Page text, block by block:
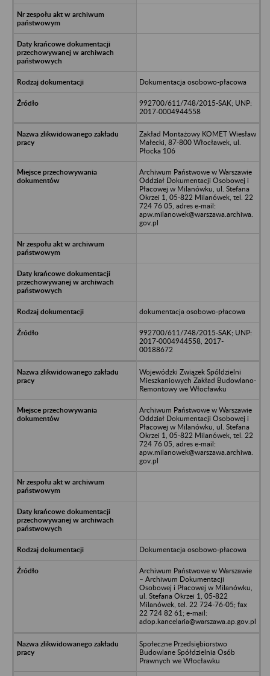
Dokumentacja osobowo-płacowa
992700/611/748/2015-SAK; UNP:
2017-0004944558
Zakład Montażowy KOMET Wiesław
Małecki, 87-800 Włocławek, ul.
Płocka 106
Archiwum Państwowe w Warszawie
Oddział Dokumentacji Osobowej i
Płacowej w Milanówku, ul. Stefana
Okrzei 1, 05-822 Milanówek, tel. 22
724 76 05, adres e-mail:
apw.milanowek@warszawa.archiwa.
gov.pl
dokumentacja osobowo-płacowa
992700/611/748/2015-SAK; UNP:
2017-0004944558, 2017-
00188672
Wojewódzki Związek Spóldzielni
Mieszkaniowych Zakład Budowlano-
Remontowy we Włocławku
Archiwum Państwowe w Warszawie
Oddział Dokumentacji Osobowej i
Płacowej w Milanówku, ul. Stefana
Okrzei 1, 05-822 Milanówek, tel. 22
724 76 05, adres e-mail:
apw.milanowek@warszawa.archiwa.
gov.pl
Dokumentacja osobowo-płacowa
Archiwum Państwowe w Warszawie
– Archiwum Dokumentacji
Osobowej i Płacowej w Milanówku,
ul. Stefana Okrzei 1, 05-822
Milanówek, tel. 22 724-76-05; fax
22 724 82 61; e-mail:
adop.kancelaria@warszawa.ap.gov.pl
Społeczne Przedsiębiorstwo
Budowlane Spółdzielnia Osób
Prawnych we Włocławku